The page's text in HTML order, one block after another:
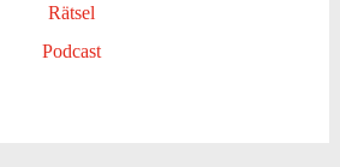
Rätsel
Podcast